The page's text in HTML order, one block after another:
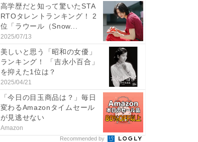
高学歴だと知って驚いたSTA
RTOタレントランキング！ 2
位「ラウール（Snow...
2025/07/13
美しいと思う「昭和の女優」
ランキング！ 「吉永小百合」
を抑えた1位は？
2025/04/21
「今日の目玉商品は？」毎日
変わるAmazonタイムセール
が見逃せない
Amazon
Recommended by